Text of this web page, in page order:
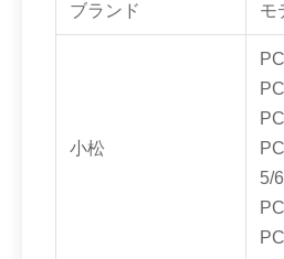
ブランド モ
小松
5/